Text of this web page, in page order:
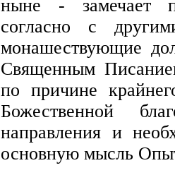
ныне - замечает
согласно с
монашествующие
Священным
по причине
Божественной
направления и
основную мысль